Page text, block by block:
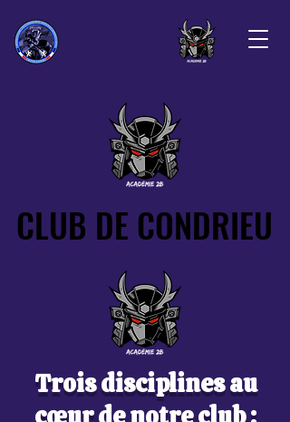
CLUB DE CONDRIEU
CLUB DE CONDRIEU
Trois disciplines au